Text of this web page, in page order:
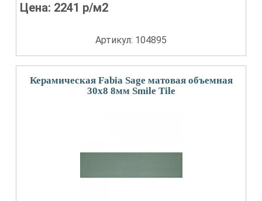
Цена: 2241 р/м2
Артикул: 104895
Керамическая Fabia Sage матовая объемная
30x8 8мм Smile Tile